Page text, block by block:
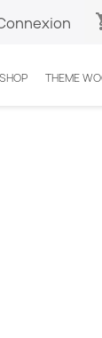
THEME